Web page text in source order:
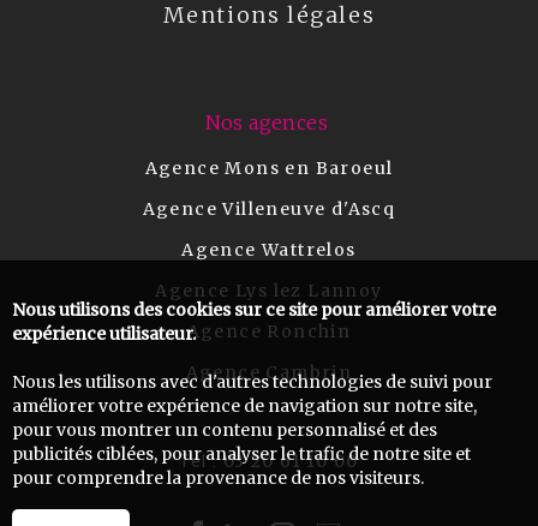
Mentions légales
Nos agences
Agence Mons en Baroeul
Agence Villeneuve d'Ascq
Agence Wattrelos
Agence Lys lez Lannoy
Agence Ronchin
Agence Cambrin
Tel :03 20 61 10 00
Nous utilisons des cookies sur ce site pour améliorer votre
expérience utilisateur.
Nous les utilisons avec d'autres technologies de suivi pour
améliorer votre expérience de navigation sur notre site,
pour vous montrer un contenu personnalisé et des
publicités ciblées, pour analyser le trafic de notre site et
pour comprendre la provenance de nos visiteurs.